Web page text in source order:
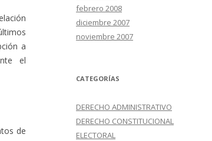
a
el
de
febrero 2008
diciembre 2007
noviembre 2007
CATEGORÍAS
DERECHO ADMINISTRATIVO
DERECHO CONSTITUCIONAL
ELECTORAL